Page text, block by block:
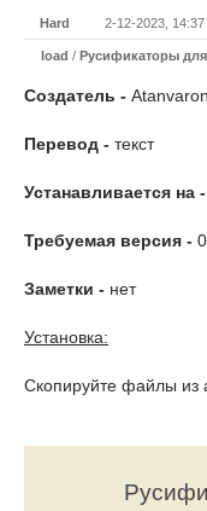
Hard 2-12-2023, 14:37
load / Русификаторы
Создатель - Atanvaron
Перевод - текст
Устанавливается на -
Требуемая версия -
Заметки - нет
Установка:
Скопируйте файлы из